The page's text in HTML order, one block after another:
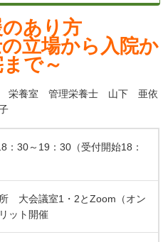
あり方
立場から入院か
で～
栄養室 管理栄養士 山下 亜依
30～19：30（受付開始18：
大会議室1・2とZoom（オン
ット開催